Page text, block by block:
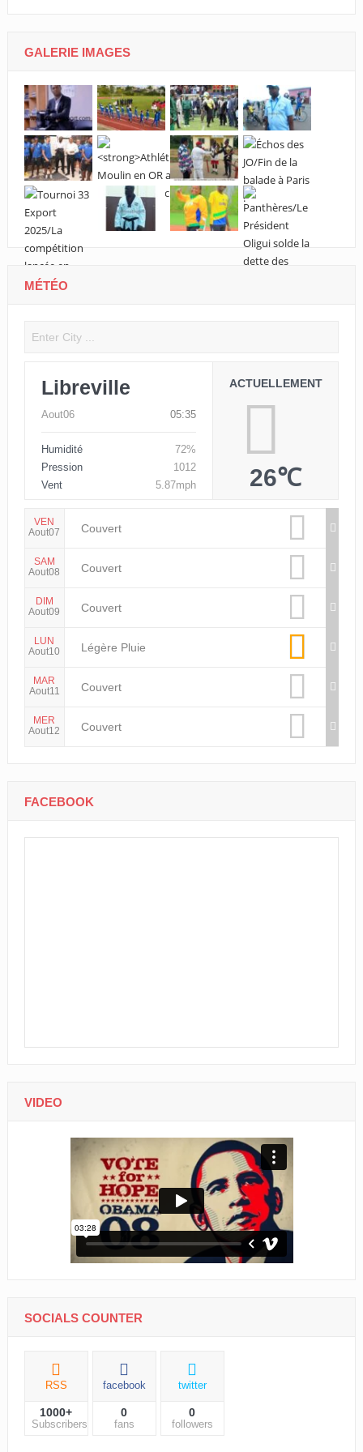
GALERIE IMAGES
MÉTÉO
Libreville
Aout06 05:35
Humidité
72%
Pression
1012
Vent
5.87mph
ACTUELLEMENT
26℃
VEN
Aout07
Couvert
SAM
Aout08
Couvert
DIM
Aout09
Couvert
LUN
Aout10
Légère Pluie
MAR
Aout11
Couvert
MER
Aout12
Couvert
FACEBOOK
VIDEO
SOCIALS COUNTER
RSS
1000+
Subscribers
facebook
0
fans
twitter
0
followers